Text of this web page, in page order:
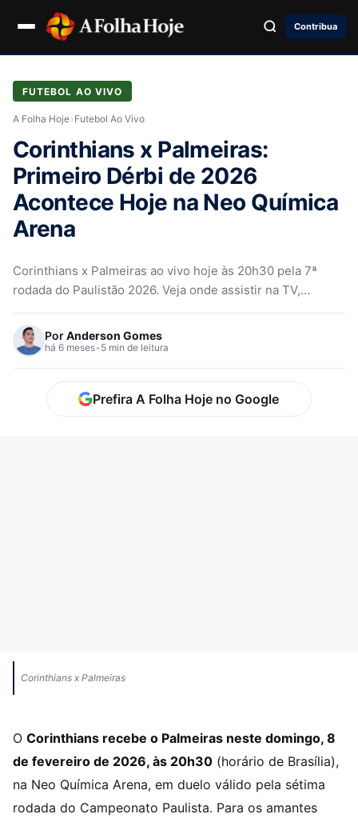
Contribua
FUTEBOL AO VIVO
A Folha Hoje› Futebol Ao Vivo
Corinthians x Palmeiras:
Primeiro Dérbi de 2026
Acontece Hoje na Neo Química
Arena
Corinthians x Palmeiras ao vivo hoje às 20h30 pela 7ª
rodada do Paulistão 2026. Veja onde assistir na TV,
temporada.
PorAnderson Gomes
há 6 meses• 5 min de leitura
Prefira A Folha Hoje no Google
Corinthians x Palmeiras
Corinthians recebe o Palmeiras neste domingo, 8
de fevereiro de 2026, às 20h30 (horário de Brasília),
na Neo Química Arena, em duelo válido pela sétima
rodada do Campeonato Paulista. Para os amantes